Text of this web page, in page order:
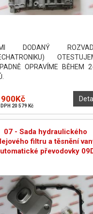
DODANÝ
OPRAVÍME BĚHEM
20 579 Kč
07 - Sada hydraulického
filtru a těsnění
převodovky